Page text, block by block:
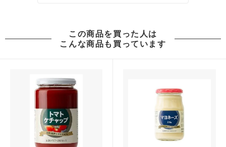
この商品を買った人は
こんな商品も買っています